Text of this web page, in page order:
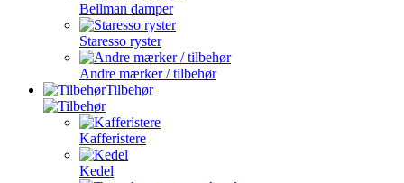
Bellman damper
Staresso ryster
Andre mærker / tilbehør
Tilbehør
Kafferistere
Kedel